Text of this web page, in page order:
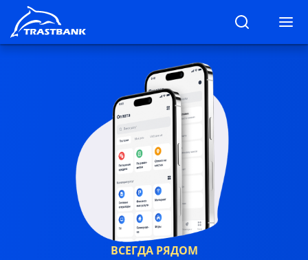
ВСЕГДА РЯДОМ